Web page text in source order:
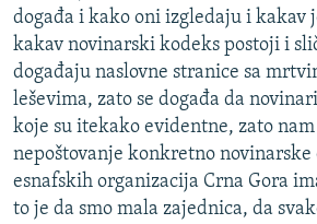
događa i kako oni izgledaju i kakav
kakav novinarski kodeks postoji i
događaju naslovne stranice sa
leševima, zato se događa da
koje su itekako evidentne, zato nam
nepoštovanje konkretno novinarske
esnafskih organizacija Crna Gora
to je da smo mala zajednica, da